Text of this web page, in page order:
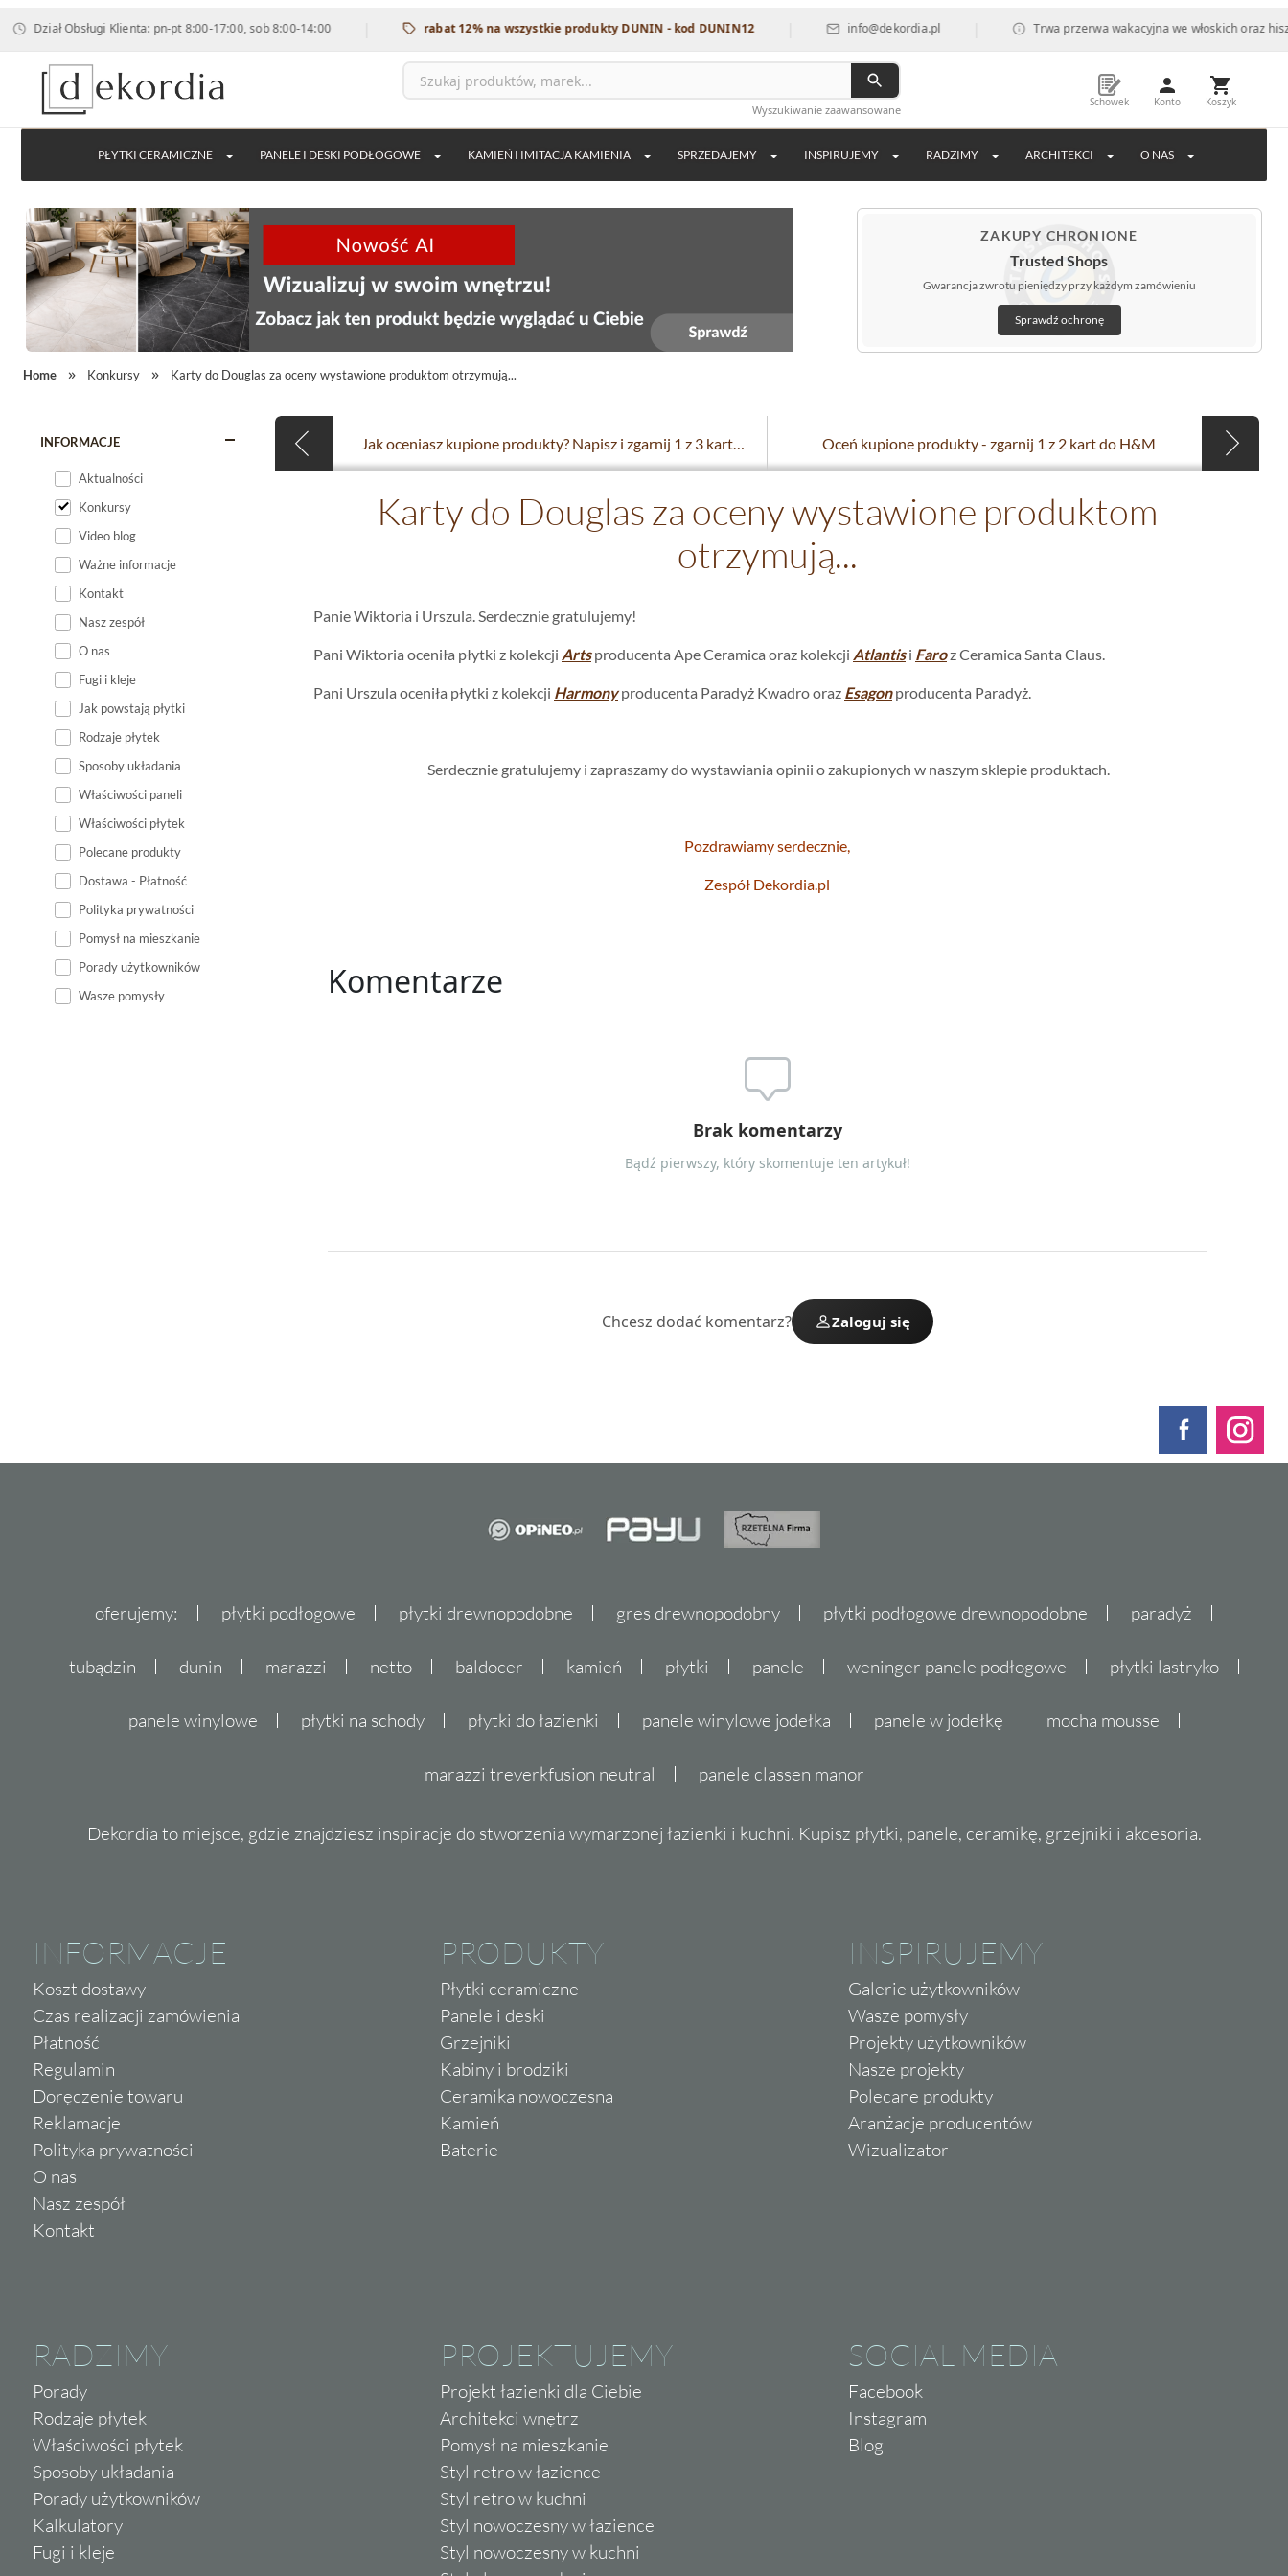
Dział Obsługi Klienta: pn-pt 8:00-17:00, sob 8:00-14:00 rabat 12% na wszystkie produkty DUNIN - kod DUNIN12 info@dekordia.pl Trwa przerwa wakacyjna we włoskich oraz
Wyszukiwanie zaawansowane
Schowek Konto Koszyk
PŁYTKI CERAMICZNE PANELE I DESKI PODŁOGOWE KAMIEŃ I IMITACJA KAMIENIA SPRZEDAJEMY INSPIRUJEMY RADZIMY ARCHITEKCI O NAS
ZAKUPY CHRONIONE
Trusted Shops
Gwarancja zwrotu pieniędzy przy każdym zamówieniu
Sprawdź ochronę
Home Konkursy Karty do Douglas za oceny wystawione produktom otrzymują...
INFORMACJE
Aktualności
Konkursy
Video blog
Ważne informacje
Kontakt
Nasz zespół
O nas
Fugi i kleje
Jak powstają płytki
Rodzaje płytek
Sposoby układania
Właściwości paneli
Właściwości płytek
Polecane produkty
Dostawa - Płatność
Polityka prywatności
Pomysł na mieszkanie
Porady użytkowników
Wasze pomysły
Jak oceniasz kupione produkty? Napisz i zgarnij 1 z 3 kart do Reserved Oceń kupione produkty - zgarnij 1 z 2 kart do H&M
Karty do Douglas za oceny wystawione produktom
otrzymują...
Panie Wiktoria i Urszula. Serdecznie gratulujemy!
Pani Wiktoria oceniła płytki z kolekcji Arts producenta Ape Ceramica oraz kolekcji Atlantis i Faroz Ceramica Santa Claus.
Pani Urszula oceniła płytki z kolekcji Harmony producenta Paradyż Kwadro oraz Esagon producenta Paradyż.
Serdecznie gratulujemy i zapraszamy do wystawiania opinii o zakupionych w naszym sklepie produktach.
Pozdrawiamy serdecznie,
Zespół Dekordia.pl
Komentarze
Brak komentarzy
Bądź pierwszy, który skomentuje ten artykuł!
Chcesz dodać komentarz? Zaloguj się
oferujemy: płytki podłogowe płytki drewnopodobne gres drewnopodobny płytki podłogowe drewnopodobne paradyż
tubądzin dunin marazzi netto baldocer kamień płytki panele weninger panele podłogowe płytki lastryko
panele winylowe płytki na schody płytki do łazienki panele winylowe jodełka panele w jodełkę mocha mousse
marazzi treverkfusion neutral panele classen manor
Dekordia to miejsce, gdzie znajdziesz inspiracje do stworzenia wymarzonej łazienki i kuchni. Kupisz płytki, panele, ceramikę, grzejniki i akcesoria.
INFORMACJE
Koszt dostawy
Czas realizacji zamówienia
Płatność
Regulamin
Doręczenie towaru
Reklamacje
Polityka prywatności
O nas
Nasz zespół
Kontakt
PRODUKTY
Płytki ceramiczne
Panele i deski
Grzejniki
Kabiny i brodziki
Ceramika nowoczesna
Kamień
Baterie
INSPIRUJEMY
Galerie użytkowników
Wasze pomysły
Projekty użytkowników
Nasze projekty
Polecane produkty
Aranżacje producentów
Wizualizator
RADZIMY
Porady
Rodzaje płytek
Właściwości płytek
Sposoby układania
Porady użytkowników
Kalkulatory
Fugi i kleje
PROJEKTUJEMY
Projekt łazienki dla Ciebie
Architekci wnętrz
Pomysł na mieszkanie
Styl retro w łazience
Styl retro w kuchni
Styl nowoczesny w łazience
Styl nowoczesny w kuchni
SOCIAL MEDIA
Facebook
Instagram
Blog